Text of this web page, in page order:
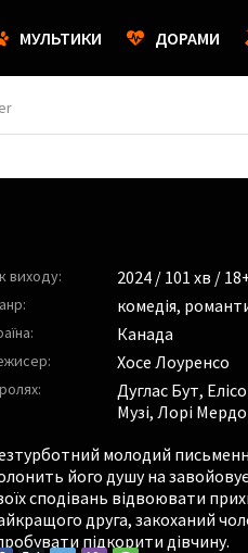
МУЛЬТИКИ ДОРАМИ
виходу: 2024/ 101 хв /
комедія,
Канада
Хосе Лоуренсо
Дуглас Бут,
Музі, Лорі
молодий
його душу на
сподівань відвоювати
друга, закоханий
підкорити дівчину.